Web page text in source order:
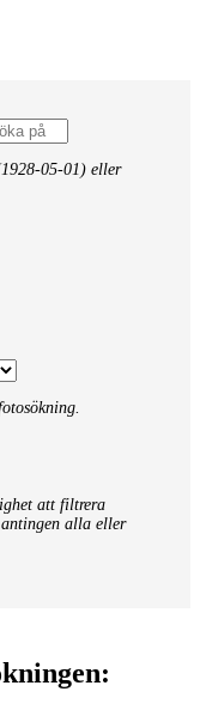
05-01) eller
att filtrera
alla eller